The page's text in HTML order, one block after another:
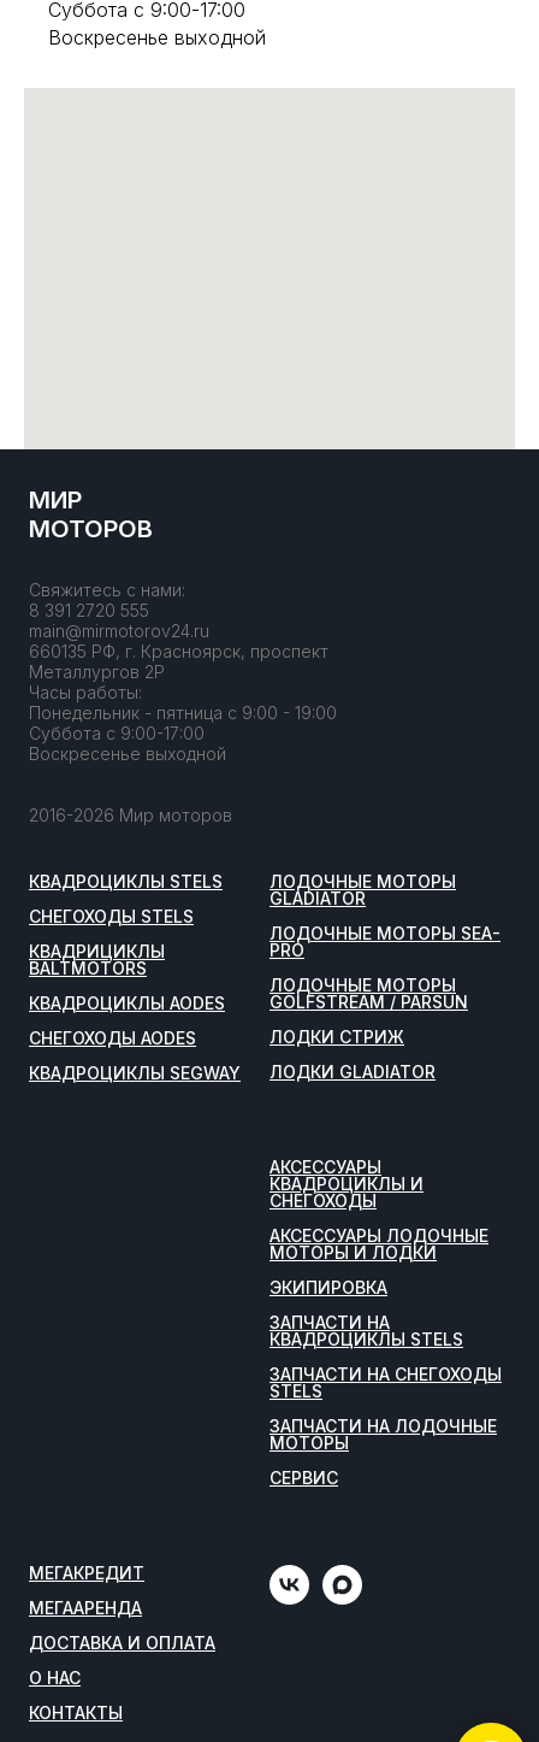
Суббота с 9:00-17:00
Воскресенье выходной
МИР
МОТОРОВ
Свяжитесь с нами:
8 391 2720 555
main@mirmotorov24.ru
660135 РФ, г. Красноярск, проспект
Металлургов 2Р
Часы работы:
Понедельник - пятница с 9:00 - 19:00
Суббота с 9:00-17:00
Воскресенье выходной
2016-2026 Мир моторов
КВАДРОЦИКЛЫ STELS
СНЕГОХОДЫ STELS
КВАДРИЦИКЛЫ
BALTMOTORS
КВАДРОЦИКЛЫ AODES
СНЕГОХОДЫ AODES
КВАДРОЦИКЛЫ SEGWAY
ЛОДОЧНЫЕ МОТОРЫ
GLADIATOR
ЛОДОЧНЫЕ МОТОРЫ SEA-
PRO
ЛОДОЧНЫЕ МОТОРЫ
GOLFSTREAM / PARSUN
ЛОДКИ СТРИЖ
ЛОДКИ GLADIATOR
АКСЕССУАРЫ
КВАДРОЦИКЛЫ И
СНЕГОХОДЫ
АКСЕССУАРЫ ЛОДОЧНЫЕ
МОТОРЫ И ЛОДКИ
ЭКИПИРОВКА
ЗАПЧАСТИ НА
КВАДРОЦИКЛЫ STELS
ЗАПЧАСТИ НА СНЕГОХОДЫ
STELS
ЗАПЧАСТИ НА ЛОДОЧНЫЕ
МОТОРЫ
СЕРВИС
МЕГАКРЕДИТ
МЕГААРЕНДА
ДОСТАВКА И ОПЛАТА
О НАС
КОНТАКТЫ